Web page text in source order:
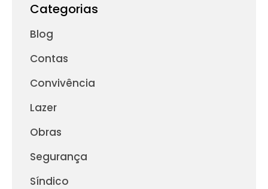
Categorias
Blog
Contas
Convivência
Lazer
Obras
Segurança
Síndico